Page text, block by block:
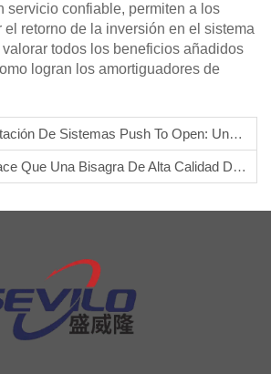
servicio confiable, permiten a los
el retorno de la inversión en el sistema
todos los beneficios añadidos
logran los amortiguadores de
De Sistemas Push To Open: Una Guía
Que Una Bisagra De Alta Calidad Dure Más?